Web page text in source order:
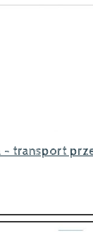
- transport